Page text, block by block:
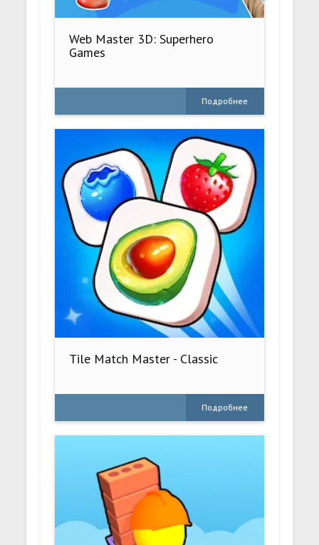
Web Master 3D: Superhero
Games
Подробнее
Tile Match Master - Classic
Подробнее